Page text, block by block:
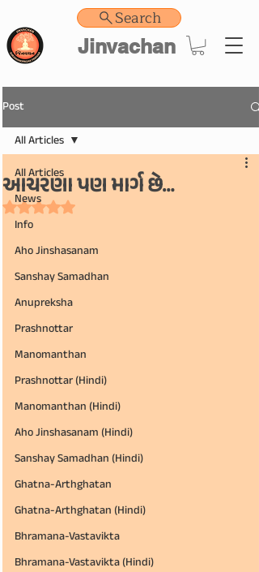
Jinvachan
Search
Post
All Articles
News
Info
Aho Jinshasanam
Sanshay Samadhan
Anupreksha
Prashnottar
Manomanthan
Prashnottar (Hindi)
Manomanthan (Hindi)
Aho Jinshasanam (Hindi)
Sanshay Samadhan (Hindi)
Ghatna-Arthghatan
Ghatna-Arthghatan (Hindi)
Bhramana-Vastavikta
Bhramana-Vastavikta (Hindi)
All Articles
આચરણા પણ માર્ગ છે…
Rated NaN out of 5 stars.